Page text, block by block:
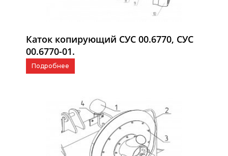
Каток копирующий СУС 00.6770, СУС
00.6770-01.
Подробнее